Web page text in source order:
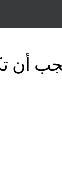
أن